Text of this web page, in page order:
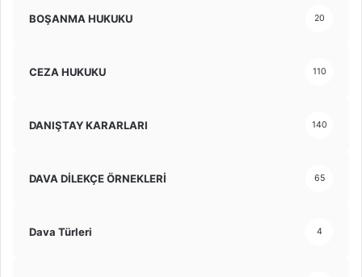
BOŞANMA HUKUKU 20
CEZA HUKUKU 110
DANIŞTAY KARARLARI 140
DAVA DİLEKÇE ÖRNEKLERİ 65
Dava Türleri 4